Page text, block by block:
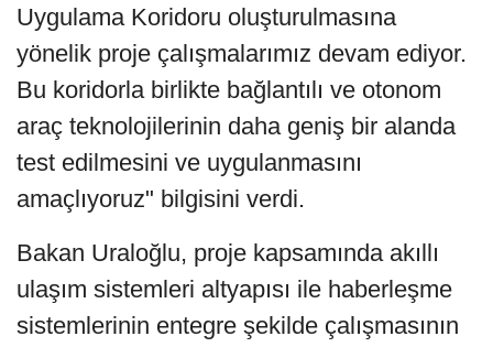
Uygulama Koridoru oluşturulmasına
yönelik proje çalışmalarımız devam ediyor.
Bu koridorla birlikte bağlantılı ve otonom
araç teknolojilerinin daha geniş bir alanda
test edilmesini ve uygulanmasını
amaçlıyoruz" bilgisini verdi.
Bakan Uraloğlu, proje kapsamında akıllı
ulaşım sistemleri altyapısı ile haberleşme
sistemlerinin entegre şekilde çalışmasının